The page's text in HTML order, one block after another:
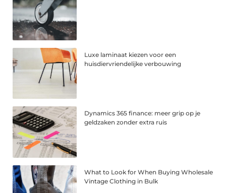
Luxe laminaat kiezen voor een
huisdiervriendelijke verbouwing
Dynamics 365 finance: meer grip op je
geldzaken zonder extra ruis
What to Look for When Buying Wholesale
Vintage Clothing in Bulk